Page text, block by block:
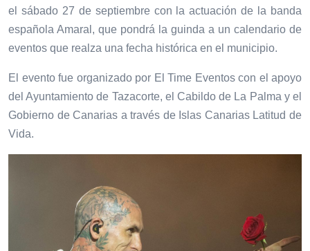
el sábado 27 de septiembre con la actuación de la banda
española Amaral, que pondrá la guinda a un calendario de
eventos que realza una fecha histórica en el municipio.
El evento fue organizado por El Time Eventos con el apoyo
del Ayuntamiento de Tazacorte, el Cabildo de La Palma y el
Gobierno de Canarias a través de Islas Canarias Latitud de
Vida.